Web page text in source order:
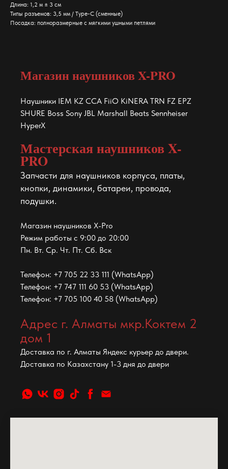
Длина: 1,2 м ± 3 см
Типы разъемов: 3,5 мм / Type-C (сменные)
Посадка: полноразмерные с мягкими ушными петлями
Магазин наушников X-PRO
Наушники IEM KZ CCA FiiO KiNERA TRN FZ EPZ
SHURE Boss Sony JBL Marshall Beats Sennheiser
HyperX
Мастерская наушников X-
PRO
Запчасти для наушников корпуса, платы,
кнопки, динамики, батареи, провода,
подушки.
Магазин наушников X-Pro
Режим работы с 9:00 до 20:00
Пн. Вт. Ср. Чт. Пт. Сб. Вск
Телефон: +7 705 22 33 111 (WhatsApp)
Телефон: +7 747 111 60 53 (WhatsApp)
Телефон: +7 705 100 40 58 (WhatsApp)
Адрес г. Алматы мкр.Коктем 2
дом 1
Доставка по г. Алматы Яндекс курьер до двери.
Доставка по Казахстану 1-3 дня до двери